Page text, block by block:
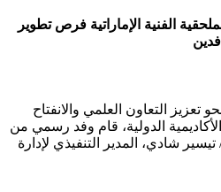
الفنية الإماراتية فرص تطوير
التعاون العلمي والانفتاح
الدولية، قام وفد رسمي من
شادي، المدير التنفيذي لإدارة